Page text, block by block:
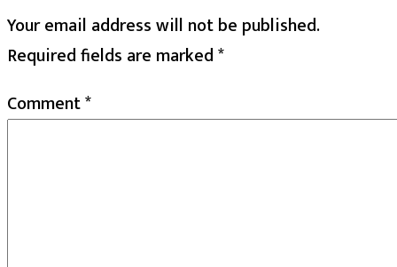
Your email address will not be published.
Required fields are marked*
Comment*